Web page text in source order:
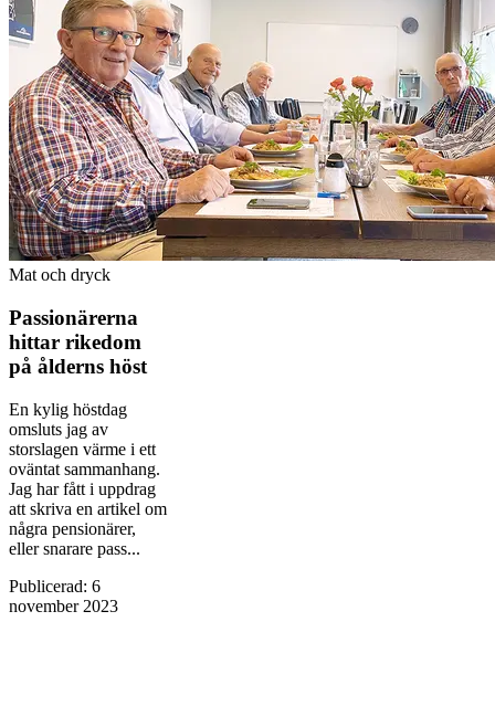
Mat och dryck
Passionärerna
hittar ­rikedom
på ålderns höst
En kylig höstdag
omsluts jag av
storslagen värme i ett
oväntat sammanhang.
Jag har fått i uppdrag
att skriva en artikel om
några pensionärer,
eller snarare pass...
Publicerad: 6
november 2023